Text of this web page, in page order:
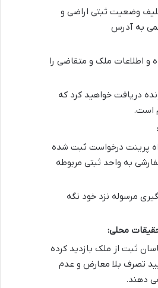
وضعیت ثبتی اراضی و
به آدرس
و اطلاعات ملک و متقاضی را
دریافت خواهید کرد که
است.
پرینت درخواست ثبت شده
به واحد ثبتی مربوطه
پیگیری مرسوله نزد خود نگه
محلی:
ثبت از ملک بازدید کرده
تصرف بلا معارض و عدم
دهند.